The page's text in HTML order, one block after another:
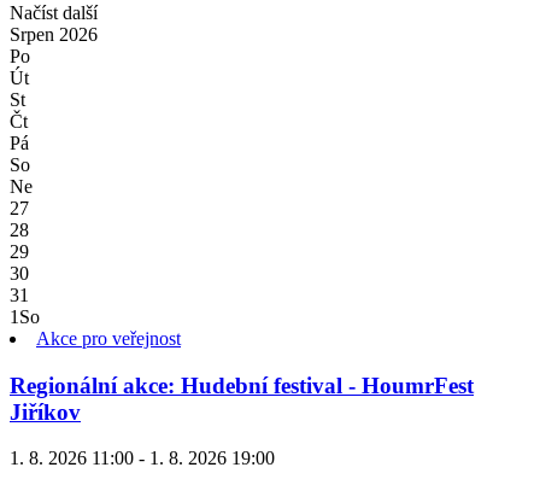
Načíst další
Srpen 2026
Po
Út
St
Čt
Pá
So
Ne
27
28
29
30
31
1 So
Akce pro veřejnost
Regionální akce: Hudební festival - HoumrFest
Jiříkov
1. 8. 2026 11:00 - 1. 8. 2026 19:00